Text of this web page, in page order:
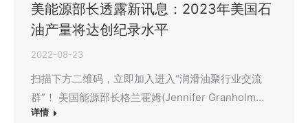
美能源部长透露新讯息：2023年美国石
油产量将达创纪录水平
2022-08-23
扫描下方二维码，立即加入进入“润滑油聚行业交流
群”！ 美国能源部长格兰霍姆(Jennifer Granholm…
详情